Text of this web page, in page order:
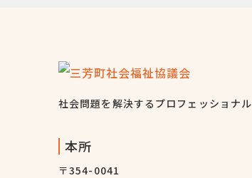
社会問題を解決するプロフェッショナル
本所
〒354-0041